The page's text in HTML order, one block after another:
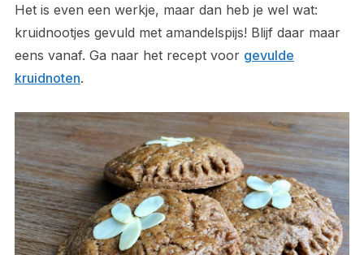
Het is even een werkje, maar dan heb je wel wat:
kruidnootjes gevuld met amandelspijs! Blijf daar maar
eens vanaf. Ga naar het recept voor gevulde
kruidnoten.